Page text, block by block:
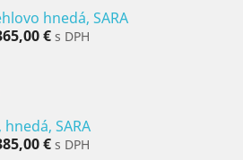
hnedá, SARA
€ s DPH
SARA
€ s DPH